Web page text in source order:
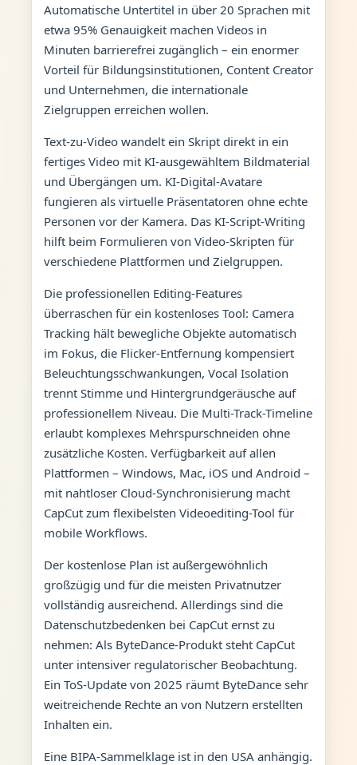
Automatische Untertitel in über 20 Sprachen mit
etwa 95% Genauigkeit machen Videos in
Minuten barrierefrei zugänglich – ein enormer
Vorteil für Bildungsinstitutionen, Content Creator
und Unternehmen, die internationale
Zielgruppen erreichen wollen.
Text-zu-Video wandelt ein Skript direkt in ein
fertiges Video mit KI-ausgewähltem Bildmaterial
und Übergängen um. KI-Digital-Avatare
fungieren als virtuelle Präsentatoren ohne echte
Personen vor der Kamera. Das KI-Script-Writing
hilft beim Formulieren von Video-Skripten für
verschiedene Plattformen und Zielgruppen.
Die professionellen Editing-Features
überraschen für ein kostenloses Tool: Camera
Tracking hält bewegliche Objekte automatisch
im Fokus, die Flicker-Entfernung kompensiert
Beleuchtungsschwankungen, Vocal Isolation
trennt Stimme und Hintergrundgeräusche auf
professionellem Niveau. Die Multi-Track-Timeline
erlaubt komplexes Mehrspurschneiden ohne
zusätzliche Kosten. Verfügbarkeit auf allen
Plattformen – Windows, Mac, iOS und Android –
mit nahtloser Cloud-Synchronisierung macht
CapCut zum flexibelsten Videoediting-Tool für
mobile Workflows.
Der kostenlose Plan ist außergewöhnlich
großzügig und für die meisten Privatnutzer
vollständig ausreichend. Allerdings sind die
Datenschutzbedenken bei CapCut ernst zu
nehmen: Als ByteDance-Produkt steht CapCut
unter intensiver regulatorischer Beobachtung.
Ein ToS-Update von 2025 räumt ByteDance sehr
weitreichende Rechte an von Nutzern erstellten
Inhalten ein.
Eine BIPA-Sammelklage ist in den USA anhängig.